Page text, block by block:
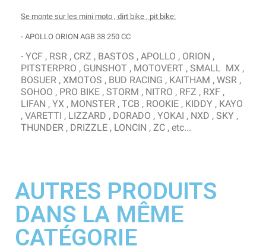
Se monte sur les mini moto , dirt bike , pit bike:
- APOLLO ORION AGB 38 250 CC
- YCF , RSR , CRZ , BASTOS , APOLLO , ORION ,
PITSTERPRO , GUNSHOT , MOTOVERT , SMALL MX ,
BOSUER , XMOTOS , BUD RACING , KAITHAM , WSR ,
SOHOO , PRO BIKE , STORM , NITRO , RFZ , RXF ,
LIFAN , YX , MONSTER , TCB , ROOKIE , KIDDY , KAYO
, VARETTI , LIZZARD , DORADO , YOKAI , NXD , SKY ,
THUNDER , DRIZZLE , LONCIN , ZC , etc...
AUTRES PRODUITS
DANS LA MÊME
CATÉGORIE